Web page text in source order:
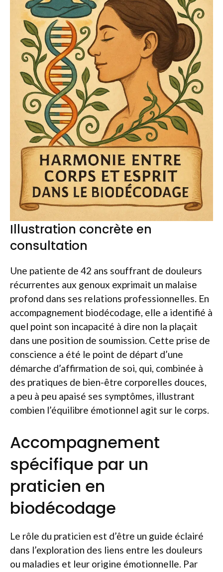
Illustration concrète en
consultation
Une patiente de 42 ans souffrant de douleurs
récurrentes aux genoux exprimait un malaise
profond dans ses relations professionnelles. En
accompagnement biodécodage, elle a identifié à
quel point son incapacité à dire non la plaçait
dans une position de soumission. Cette prise de
conscience a été le point de départ d’une
démarche d’affirmation de soi, qui, combinée à
des pratiques de bien-être corporelles douces,
a peu à peu apaisé ses symptômes, illustrant
combien l’équilibre émotionnel agit sur le corps.
Accompagnement
spécifique par un
praticien en
biodécodage
Le rôle du praticien est d’être un guide éclairé
dans l’exploration des liens entre les douleurs
ou maladies et leur origine émotionnelle. Par